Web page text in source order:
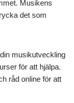
Musikens
det som
musikutveckling
för att hjälpa.
råd online för att